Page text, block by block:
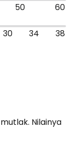
50
60
30 34
38
Nilainya